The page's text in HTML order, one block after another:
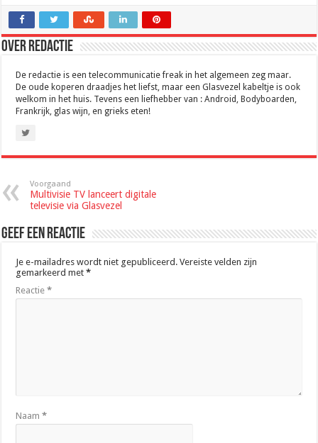
Over Redactie
De redactie is een telecommunicatie freak in het algemeen zeg maar.
De oude koperen draadjes het liefst, maar een Glasvezel kabeltje is ook
welkom in het huis. Tevens een liefhebber van : Android, Bodyboarden,
Frankrijk, glas wijn, en grieks eten!
Voorgaand
Multivisie TV lanceert digitale
televisie via Glasvezel
Geef een reactie
Je e-mailadres wordt niet gepubliceerd. Vereiste velden zijn
gemarkeerd met*
Reactie*
Naam*